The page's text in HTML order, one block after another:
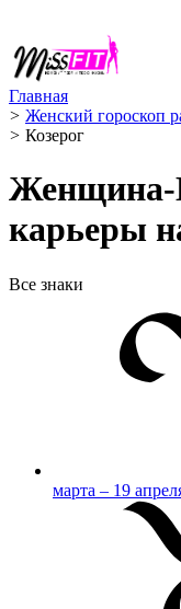
Главная
> Женский гороскоп
> Козерог ️
Женщина-
карьеры
Все знаки
марта – 19